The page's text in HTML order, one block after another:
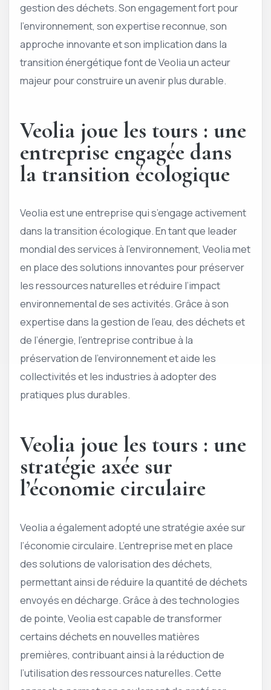
gestion des déchets. Son engagement fort pour
l’environnement, son expertise reconnue, son
approche innovante et son implication dans la
transition énergétique font de Veolia un acteur
majeur pour construire un avenir plus durable.
Veolia joue les tours : une
entreprise engagée dans
la transition écologique
Veolia est une entreprise qui s’engage activement
dans la transition écologique. En tant que leader
mondial des services à l’environnement, Veolia met
en place des solutions innovantes pour préserver
les ressources naturelles et réduire l’impact
environnemental de ses activités. Grâce à son
expertise dans la gestion de l’eau, des déchets et
de l’énergie, l’entreprise contribue à la
préservation de l’environnement et aide les
collectivités et les industries à adopter des
pratiques plus durables.
Veolia joue les tours : une
stratégie axée sur
l’économie circulaire
Veolia a également adopté une stratégie axée sur
l’économie circulaire. L’entreprise met en place
des solutions de valorisation des déchets,
permettant ainsi de réduire la quantité de déchets
envoyés en décharge. Grâce à des technologies
de pointe, Veolia est capable de transformer
certains déchets en nouvelles matières
premières, contribuant ainsi à la réduction de
l’utilisation des ressources naturelles. Cette